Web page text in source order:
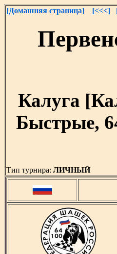
[Домашняя страница] [<<<]
Калуга
Быстрые,
Тип турнира: ЛИЧНЫЙ